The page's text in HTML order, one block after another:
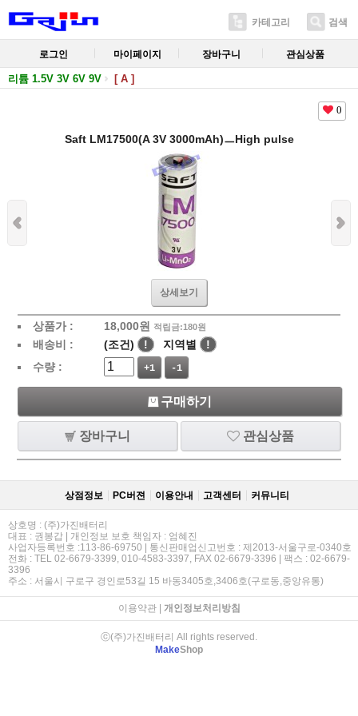
카테고리 검색
로그인 마이페이지 장바구니 관심상품
리튬 1.5V 3V 6V 9V [ A ]
0
Saft LM17500(A 3V 3000mAh)ㅡHigh pulse
상세보기
상품가 : 18,000원 적립금:180원
배송비 : (조건) ! 지역별
!
수량 :
+1 -1
구매하기
장바구니 관심상품
상점정보 PC버젼 이용안내 고객센터 커뮤니티
상호명 : (주)가진배터리
대표 : 권봉갑 | 개인정보 보호 책임자 : 엄혜진
사업자등록번호 :113-86-69750 | 통신판매업신고번호 : 제2013-서울구로-0340호
전화 : TEL 02-6679-3399, 010-4583-3397, FAX 02-6679-3396 | 팩스 : 02-6679-
3396
주소 : 서울시 구로구 경인로53길 15 바동3405호,3406호(구로동,중앙유통)
이용약관| 개인정보처리방침
ⓒ(주)가진배터리 All rights reserved.
MakeShop